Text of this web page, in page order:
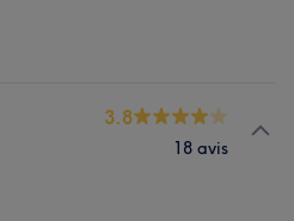
3.8
18 avis